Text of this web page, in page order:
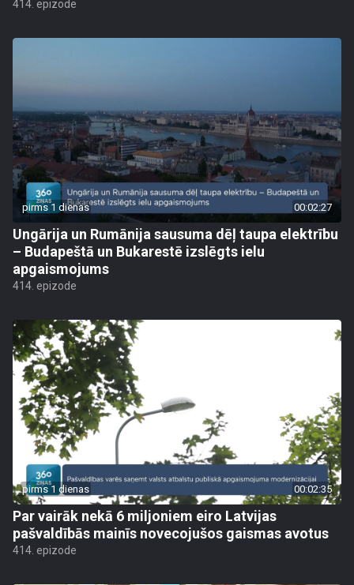
414. epizode
pirms 1 dienas 00:02:27
Ungārija un Rumānija sausuma dēļ taupa elektrību
– Budapeštā un Bukarestē izslēgts ielu
apgaismojums
414. epizode
pirms 1 dienas 00:02:35
Par vairāk nekā 6 miljoniem eiro Latvijas
pašvaldībās mainīs novecojušos gaismas avotus
414. epizode